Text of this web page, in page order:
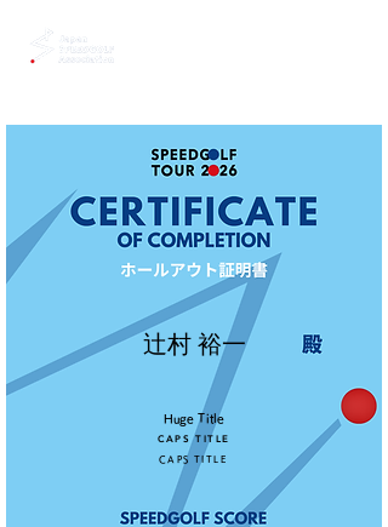
CAPS TITLE
辻村 裕一
CAPS TITLE
Huge Title